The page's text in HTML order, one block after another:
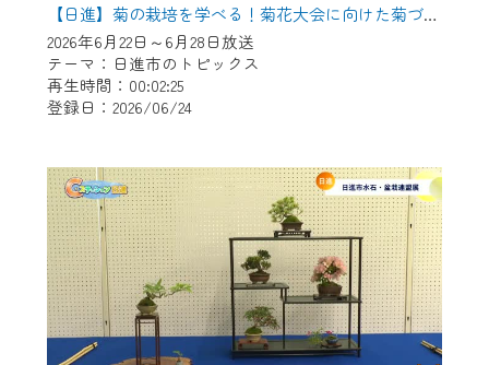
【日進】菊の栽培を学べる！菊花大会に向けた菊づくり講習会
2026年6月22日～6月28日放送
テーマ：日進市のトピックス
再生時間：00:02:25
登録日：2026/06/24
※マイページへのログインには、MyIDが必
要となります。
※MyIDとは、CCNet Web TVを含むCCNetの
各種サービスをご利用頂くためのIDです。
で設定できます。
（GmailやYahooなどのフリーメールアドレ
スでも作成可能です）
※マイページへのログイン・MyIDの新規登
録はこちらから
※CCNetアプリをご利用中の方は引き続き
ご視聴いただけます。